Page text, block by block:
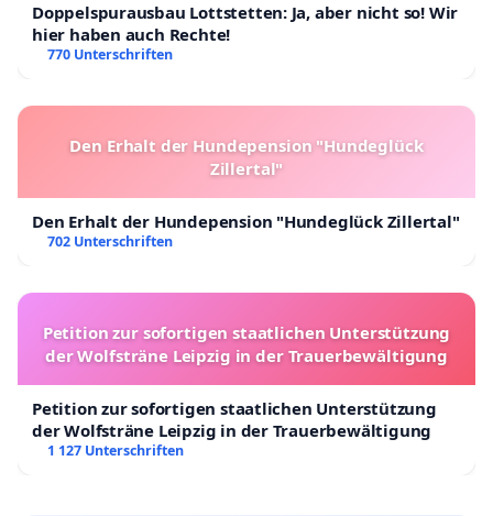
Doppelspurausbau Lottstetten: Ja, aber nicht so! Wir
hier haben auch Rechte!
770 Unterschriften
Den Erhalt der Hundepension "Hundeglück
Zillertal"
Den Erhalt der Hundepension "Hundeglück Zillertal"
702 Unterschriften
Petition zur sofortigen staatlichen Unterstützung
der Wolfsträne Leipzig in der Trauerbewältigung
Petition zur sofortigen staatlichen Unterstützung
der Wolfsträne Leipzig in der Trauerbewältigung
1 127 Unterschriften